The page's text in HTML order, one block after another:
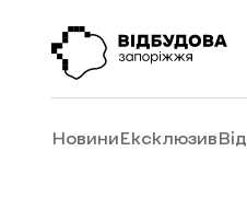
НовиниЕксклюзив